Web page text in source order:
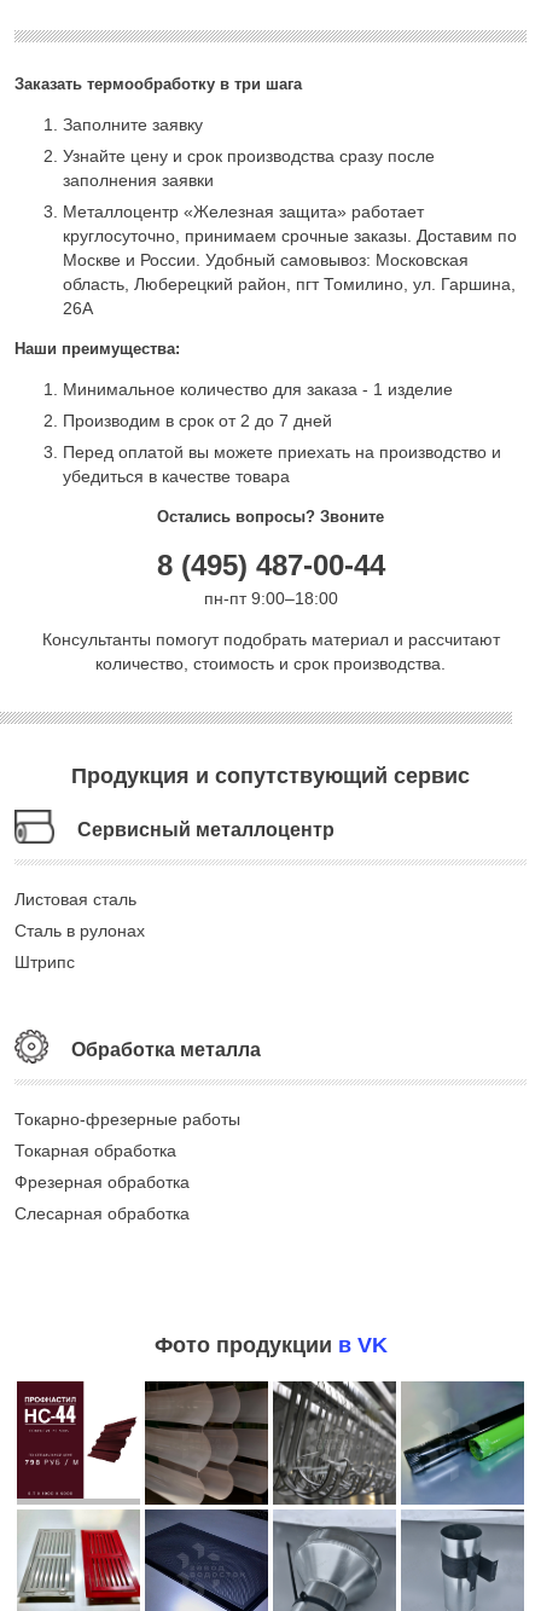
Заказать термообработку в три шага
Заполните заявку
Узнайте цену и срок производства сразу после
заполнения заявки
Металлоцентр «Железная защита» работает
круглосуточно, принимаем срочные заказы. Доставим по
Москве и России. Удобный самовывоз: Московская
область, Люберецкий район, пгт Томилино, ул. Гаршина,
26А
Наши преимущества:
Минимальное количество для заказа - 1 изделие
Производим в срок от 2 до 7 дней
Перед оплатой вы можете приехать на производство и
убедиться в качестве товара
Остались вопросы? Звоните
8 (495) 487-00-44
пн-пт 9:00–18:00
Консультанты помогут подобрать материал и рассчитают
количество, стоимость и срок производства.
Продукция и сопутствующий сервис
Сервисный металлоцентр
Листовая сталь
Сталь в рулонах
Штрипс
Обработка металла
Токарно-фрезерные работы
Токарная обработка
Фрезерная обработка
Слесарная обработка
Фото продукции в VK